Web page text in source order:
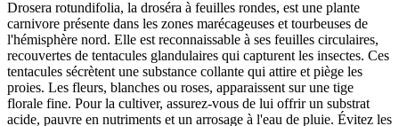
Drosera rotundifolia, la droséra à feuilles rondes, est une plante
carnivore présente dans les zones marécageuses et tourbeuses de
l'hémisphère nord. Elle est reconnaissable à ses feuilles circulaires,
recouvertes de tentacules glandulaires qui capturent les insectes. Ces
tentacules sécrètent une substance collante qui attire et piège les
proies. Les fleurs, blanches ou roses, apparaissent sur une tige
florale fine. Pour la cultiver, assurez-vous de lui offrir un substrat
acide, pauvre en nutriments et un arrosage à l'eau de pluie. Évitez les